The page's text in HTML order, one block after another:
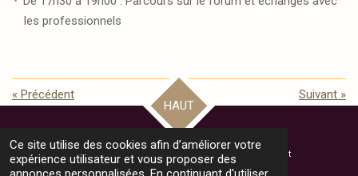
Ce site utilise des cookies afin d’améliorer votre
expérience utilisateur et vous proposer des
les professionnels
« Précédent Suivant »
HAUT
© 2024 - 2025 Bienvenue au Collège Monthéty - Pontault Combault